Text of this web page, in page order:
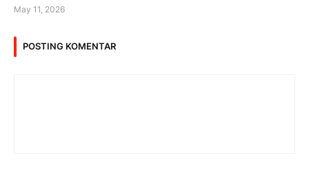
May 11, 2026
POSTING KOMENTAR